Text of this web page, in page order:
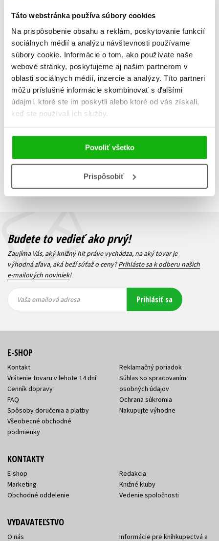
Táto webstránka používa súbory cookies
Na prispôsobenie obsahu a reklám, poskytovanie funkcií
sociálnych médií a analýzu návštevnosti používame
súbory cookie. Informácie o tom, ako používate naše
webové stránky, poskytujeme aj našim partnerom v
oblasti sociálnych médií, inzercie a analýzy. Títo partneri
môžu príslušné informácie skombinovať s ďalšími
údajmi, ktoré ste im poskytli alebo ktoré od vás získali,
keď ste používali ich služby.
Povoliť všetko
Prispôsobiť
Příběhy z Vrbového hájku -
Srneček a drak
J. S. Betts
5,94 €
Do košíka
Zobrazujem 1 až 3 z celkových 3 záznamov
Predchádzajúci
Budete to vedieť ako prvý!
Zaujíma Vás, aký knižný hit práve vychádza, na aký tovar je
výhodná zľava, aká beží súťaž o ceny?Prihláste sa k odberu našich
e-mailových noviniek!
emailová
emailová
Vaša emailová adresa Prihlásiť sa
E-SHOP
Kontakt
Vrátenie tovaru v lehote 14 dní
Cenník dopravy
FAQ
Spôsoby doručenia a platby
Všeobecné obchodné
podmienky
Reklamačný poriadok
Súhlas so spracovaním
osobných údajov
Ochrana súkromia
Nakupujte výhodne
KONTAKTY
E-shop
Marketing
Obchodné oddelenie
Redakcia
Knižné kluby
Vedenie spoločnosti
VYDAVATEĽSTVO
O nás Informácie pre kníhkupectvá a